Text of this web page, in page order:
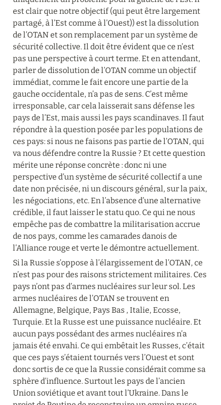
est clair que notre objectif (qui peut être largement
partagé, à l’Est comme à l’Ouest)) est la dissolution
de l’OTAN et son remplacement par un système de
sécurité collective. Il doit être évident que ce n’est
pas une perspective à court terme. Et en attendant,
parler de dissolution de l’OTAN comme un objectif
immédiat, comme le fait encore une partie de la
gauche occidentale, n’a pas de sens. C’est même
irresponsable, car cela laisserait sans défense les
pays de l’Est, mais aussi les pays scandinaves. Il faut
répondre à la question posée par les populations de
ces pays: si nous ne faisons pas partie de l’OTAN, qui
va nous défendre contre la Russie ? Et cette question
mérite une réponse concrète : donc ni une
perspective d’un système de sécurité collectif a une
date non précisée, ni un discours général, sur la paix,
les négociations, etc. En l’absence d’une alternative
crédible, il faut laisser le statu quo. Ce qui ne nous
empêche pas de combattre la militarisation accrue
de nos pays, comme les camarades danois de
l’Alliance rouge et verte le démontre actuellement.
Si la Russie s’oppose à l’élargissement de l’OTAN, ce
n’est pas pour des raisons strictement militaires. Ces
pays n’ont pas d’armes nucléaires sur leur sol. Les
armes nucléaires de l’OTAN se trouvent en
Allemagne, Belgique, Pays Bas , Italie, Ecosse,
Turquie. Et la Russe est une puissance nucléaire. Et
aucun pays possédant des armes nucléaires n’a
jamais été envahi. Ce qui embêtait les Russes, c’était
que ces pays s’étaient tournés vers l’Ouest et sont
donc sortis de ce que la Russie considérait comme sa
sphère d’influence. Surtout les pays de l’ancien
Union soviétique et avant tout l’Ukraine. Dans le